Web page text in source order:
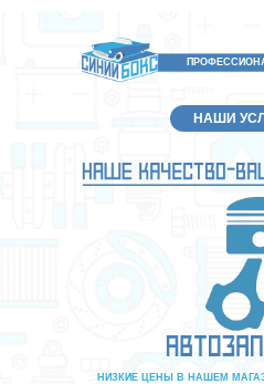
НАШИ
НИЗКИЕ ЦЕНЫ В НАШЕМ